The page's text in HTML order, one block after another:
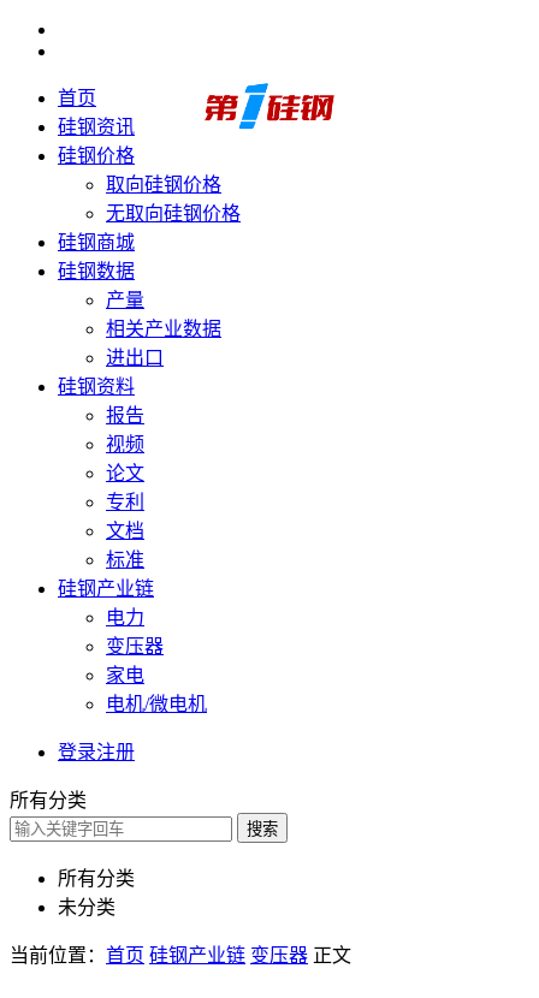
首页
硅钢资讯
硅钢价格
取向硅钢价格
无取向硅钢价格
硅钢商城
硅钢数据
产量
相关产业数据
进出口
硅钢资料
报告
视频
论文
专利
文档
标准
硅钢产业链
电力
变压器
家电
电机/微电机
登录注册
所有分类
搜索
所有分类
未分类
当前位置： 首页 硅钢产业链 变压器 正文